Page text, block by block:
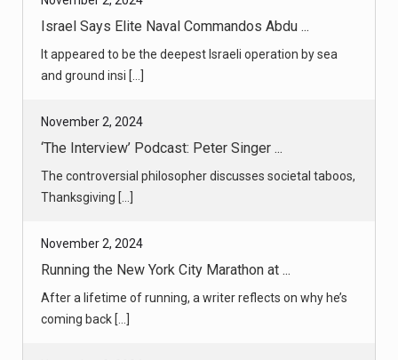
Israel Says Elite Naval Commandos Abdu ...
It appeared to be the deepest Israeli operation by sea
and ground insi [...]
November 2, 2024
‘The Interview’ Podcast: Peter Singer ...
The controversial philosopher discusses societal taboos,
Thanksgiving [...]
November 2, 2024
Running the New York City Marathon at ...
After a lifetime of running, a writer reflects on why he’s
coming back [...]